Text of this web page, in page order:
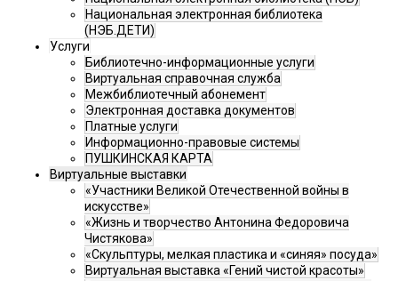
Национальная электронная библиотека
(НЭБ.ДЕТИ)
Услуги
Библиотечно-информационные услуги
Виртуальная справочная служба
Межбиблиотечный абонемент
Электронная доставка документов
Платные услуги
Информационно-правовые системы
ПУШКИНСКАЯ КАРТА
Виртуальные выставки
«Участники Великой Отечественной войны в
искусстве»
«Жизнь и творчество Антонина Федоровича
Чистякова»
«Скульптуры, мелкая пластика и «синяя» посуда»
Виртуальная выставка «Гений чистой красоты»